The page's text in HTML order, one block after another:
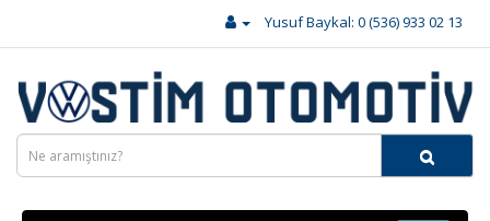
Yusuf Baykal: 0 (536) 933 02 13